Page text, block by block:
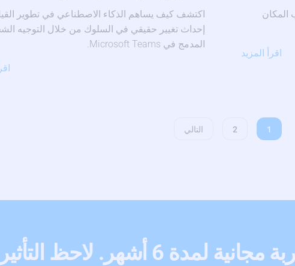
المكان
اقرأ المزيد
اكتشف كيف يساهم الذكاء الاصطناعي في تطوير
إحداث تغيير حقيقي في السلوك من خلال التوجيه
المدمج في Microsoft Teams.
1
2 التالي
لمدة 6 أشهر. لاحظ التأثير خلال أسابيع